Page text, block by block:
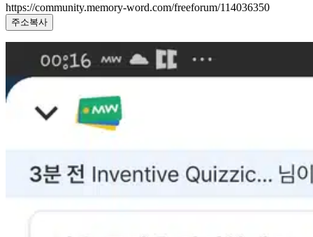
https://community.memory-word.com/freeforum/114036350
주소복사